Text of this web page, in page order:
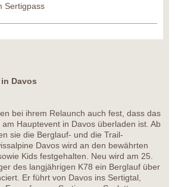
Sertigpass
Davos
bei ihrem Relaunch auch fest, dass das
Hauptevent in Davos überladen ist. Ab
sie die Berglauf- und die Trail-
Davos wird an den bewährten
Kids festgehalten. Neu wird am 25.
des langjährigen K78 ein Berglauf über
Er führt von Davos ins Sertigtal,